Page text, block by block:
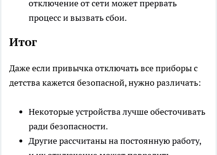
отключение от сети может прервать
процесс и вызвать сбои.
Итог
Даже если привычка отключать все приборы с
детства кажется безопасной, нужно различать:
Некоторые устройства лучше обесточивать
ради безопасности.
Другие рассчитаны на постоянную работу,